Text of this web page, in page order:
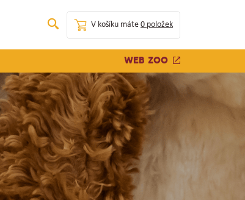
V košíku máte 0 položek
Web zoo